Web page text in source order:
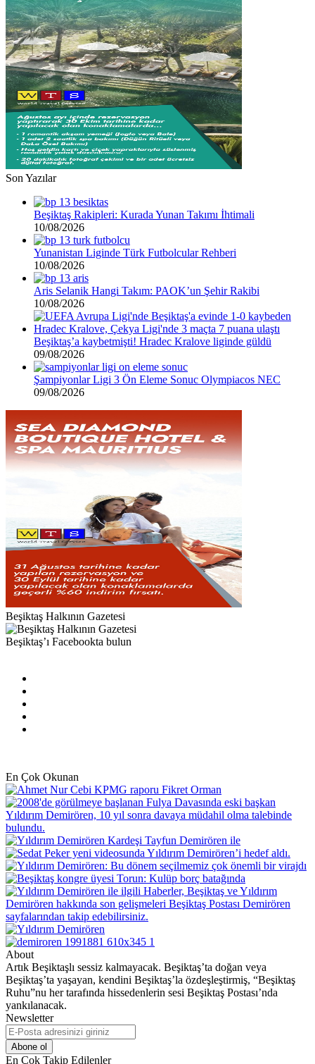
Son Yazılar
Beşiktaş Rakipleri: Kurada Yunan Takımı İhtimali
10/08/2026
Yunanistan Liginde Türk Futbolcular Rehberi
10/08/2026
Aris Selanik Hangi Takım: PAOK’un Şehir Rakibi
10/08/2026
Beşiktaş’a kaybetmişti! Hradec Kralove liginde güldü
09/08/2026
Şampiyonlar Ligi 3 Ön Eleme Sonuc Olympiacos NEC
09/08/2026
Beşiktaş Halkının Gazetesi
Beşiktaş’ı Facebookta bulun
En Çok Okunan
About
Artık Beşiktaşlı sessiz kalmayacak. Beşiktaş’ta doğan veya
Beşiktaş’ta yaşayan, kendini Beşiktaş’la özdeşleştirmiş, “Beşiktaş
Ruhu”nu her tarafında hissedenlerin sesi Beşiktaş Postası’nda
yankılanacak.
Newsletter
E-
Posta
adresinizi
En Çok Takip Edilenler